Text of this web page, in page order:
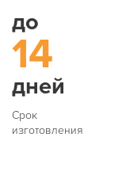
до
14
дней
Срок
изготовления